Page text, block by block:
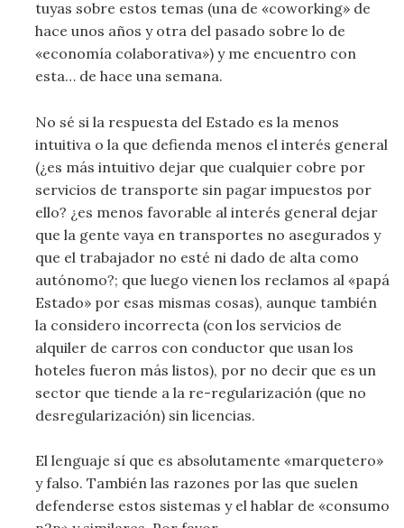
tuyas sobre estos temas (una de «coworking» de
hace unos años y otra del pasado sobre lo de
«economía colaborativa») y me encuentro con
esta… de hace una semana.
No sé si la respuesta del Estado es la menos
intuitiva o la que defienda menos el interés general
(¿es más intuitivo dejar que cualquier cobre por
servicios de transporte sin pagar impuestos por
ello? ¿es menos favorable al interés general dejar
que la gente vaya en transportes no asegurados y
que el trabajador no esté ni dado de alta como
autónomo?; que luego vienen los reclamos al «papá
Estado» por esas mismas cosas), aunque también
la considero incorrecta (con los servicios de
alquiler de carros con conductor que usan los
hoteles fueron más listos), por no decir que es un
sector que tiende a la re-regularización (que no
desregularización) sin licencias.
El lenguaje sí que es absolutamente «marquetero»
y falso. También las razones por las que suelen
defenderse estos sistemas y el hablar de «consumo